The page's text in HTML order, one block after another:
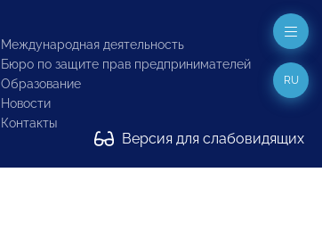
Международная деятельность
Бюро по защите прав предпринимателей
Образование
Новости
Контакты
Версия для слабовидящих
RU